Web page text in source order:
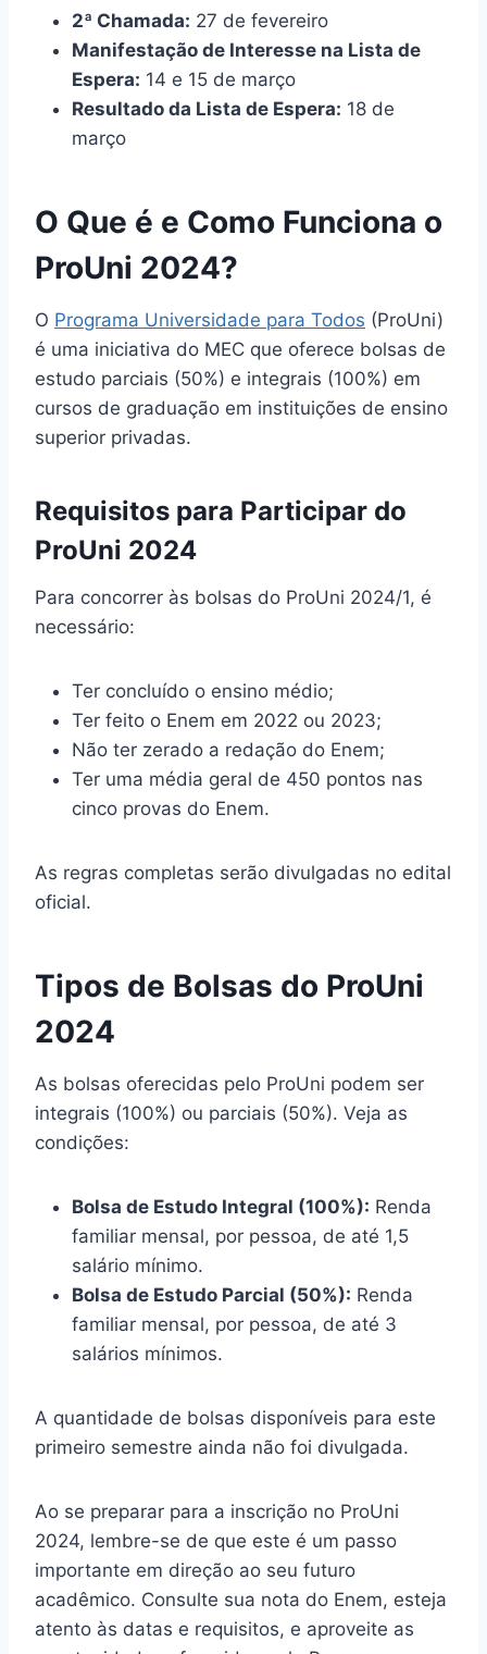
2ª Chamada: 27 de fevereiro
Manifestação de Interesse na Lista de
Espera: 14 e 15 de março
Resultado da Lista de Espera: 18 de
março
O Que é e Como Funciona o
ProUni 2024?
O Programa Universidade para Todos (ProUni)
é uma iniciativa do MEC que oferece bolsas de
estudo parciais (50%) e integrais (100%) em
cursos de graduação em instituições de ensino
superior privadas.
Requisitos para Participar do
ProUni 2024
Para concorrer às bolsas do ProUni 2024/1, é
necessário:
Ter concluído o ensino médio;
Ter feito o Enem em 2022 ou 2023;
Não ter zerado a redação do Enem;
Ter uma média geral de 450 pontos nas
cinco provas do Enem.
As regras completas serão divulgadas no edital
oficial.
Tipos de Bolsas do ProUni
2024
As bolsas oferecidas pelo ProUni podem ser
integrais (100%) ou parciais (50%). Veja as
condições:
Bolsa de Estudo Integral (100%): Renda
familiar mensal, por pessoa, de até 1,5
salário mínimo.
Bolsa de Estudo Parcial (50%): Renda
familiar mensal, por pessoa, de até 3
salários mínimos.
A quantidade de bolsas disponíveis para este
primeiro semestre ainda não foi divulgada.
Ao se preparar para a inscrição no ProUni
2024, lembre-se de que este é um passo
importante em direção ao seu futuro
acadêmico. Consulte sua nota do Enem, esteja
atento às datas e requisitos, e aproveite as